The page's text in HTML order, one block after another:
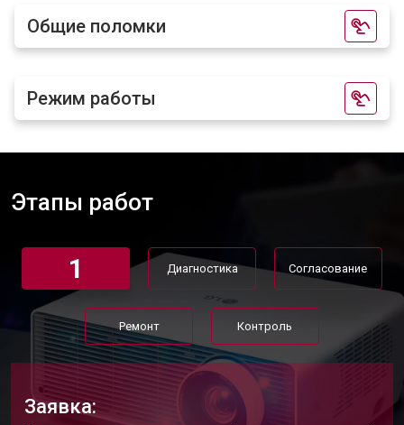
Общие поломки
Режим работы
Этапы работ
1 Диагностика Согласование
Ремонт Контроль
Заявка: